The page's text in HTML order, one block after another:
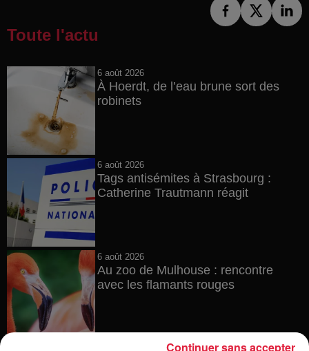
Toute l'actu
6 août 2026
À Hoerdt, de l’eau brune sort des
robinets
6 août 2026
Tags antisémites à Strasbourg :
Catherine Trautmann réagit
6 août 2026
Au zoo de Mulhouse : rencontre
avec les flamants rouges
Continuer sans accepter